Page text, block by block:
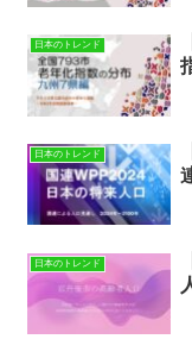
日本のトレンド
日本のトレンド
日本のトレンド